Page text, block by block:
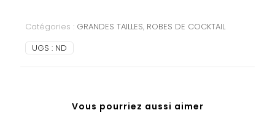
Catégories : GRANDES TAILLES, ROBES DE COCKTAIL
UGS : ND
Vous pourriez aussi aimer